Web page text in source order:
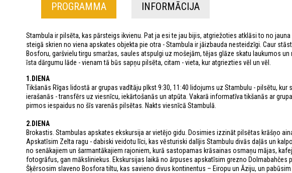
PROGRAMMA INFORMĀCIJA
Stambula ir pilsēta, kas pārsteigs ikvienu. Pat ja esi te jau bijis, atgriežoties atklāsi to no
steigā skrien no viena apskates objekta pie otra - Stambula ir jāizbauda nesteidzīgi. Caur
Bosforu, garšvielu tirgu smaržas, saules atspulgi uz mošejām, tējas glāze skatu laukumos
īsta dārgumu lāde - vienam tā būs sapņu pilsēta, citam - vieta, kur atgriezties vēl un vēl.
1.DIENA
Tikšanās Rīgas lidostā ar grupas vadītāju plkst 9:30, 11:40 lidojums uz Stambulu - pilsētu,
ierašanās - transfērs uz viesnīcu, iekārtošanās un atpūta. Vakarā informatīva tikšanās ar
pirmos iespaidus no šīs varenās pilsētas. Nakts viesnīcā Stambulā.
2.DIENA
Brokastis. Stambulas apskates ekskursija ar vietējo gidu. Dosimies izzināt pilsētas krāšņo
Apskatīsim Zelta ragu - dabiski veidotu līci, kas vēsturiski dalījis Stambulu divās daļās un
no senākajiem un šarmantākajiem rajoniem, kurā sastopamas krāsainas osmaņu mājas,
fotogrāfus, gan māksliniekus. Ekskursijas laikā no ārpuses apskatīsim grezno Dolmabahčes
Šķērsosim slaveno Bosfora tiltu, kas savieno divus kontinentus – Eiropu un Āziju, un